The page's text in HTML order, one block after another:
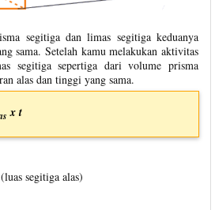
segitiga dan limas segitiga keduanya
sama. Setelah kamu melakukan aktivitas
segitiga sepertiga dari volume prisma
alas dan tinggi yang sama.
x t
segitiga alas)